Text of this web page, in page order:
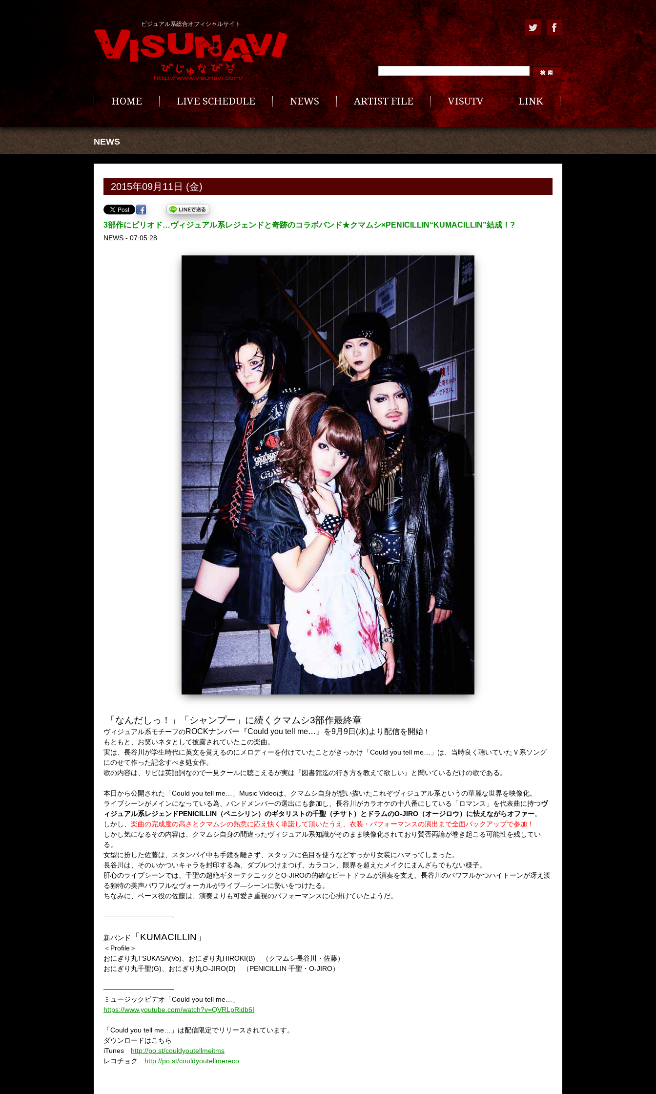
ビジュアル系総合オフィシャルサイト
HOME LIVE SCHEDULE NEWS ARTIST FILE VISUTV LINK
NEWS
2015年09月11日 (金)
3部作にピリオド…ヴィジュアル系レジェンドと奇跡のコラボバンド★クマムシ×PENICILLIN“KUMACILLIN”結成！?
NEWS - 07:05:28
「なんだしっ！」「シャンプー」に続くクマムシ3部作最終章
ヴィジュアル系モチーフのROCKナンバー『Could you tell me…』を9月9日(水)より配信を開始 ！
もともと、お笑いネタとして披露されていたこの楽曲。
実は、長谷川が学生時代に英文を覚えるのにメロディーを付けていたことがきっかけ「Could you tell me…」は、当時良く聴いていたＶ系ソング
にのせて作った記念すべき処女作。
歌の内容は、サビは英語詞なので一見クールに聴こえるが実は『図書館迄の行き方を教えて欲しい』と聞いているだけの歌である。
本日から公開された「Could you tell me…」Music Videoは、クマムシ自身が想い描いたこれぞヴィジュアル系というの華麗な世界を映像化。
ライブシーンがメインになっている為、バンドメンバーの選出にも参加し、長谷川がカラオケの十八番にしている「ロマンス」を代表曲に持つヴ
ィジュアル系レジェンドPENICILLIN（ペニシリン）のギタリストの千聖（チサト）とドラムのO-JIRO（オージロウ）に怯えながらオファー。
しかし、 楽曲の完成度の高さとクマムシの熱意に応え快く承諾して頂いたうえ、衣装・パフォーマンスの演出まで全面バックアップで参加！
しかし気になるその内容は、クマムシ自身の間違ったヴィジュアル系知識がそのまま映像化されており賛否両論が巻き起こる可能性を残してい
る。
女型に扮した佐藤は、スタンバイ中も手鏡を離さず、スタッフに色目を使うなどすっかり女装にハマってしまった。
長谷川は、そのいかついキャラを封印する為、ダブルつけまつげ、カラコン、限界を超えたメイクにまんざらでもない様子。
肝心のライブシーンでは、千聖の超絶ギターテクニックとO-JIROの的確なビートドラムが演奏を支え、長谷川のパワフルかつハイトーンが冴え渡
る独特の美声パワフルなヴォーカルがライブ―シーンに勢いをつけたる。
ちなみに、ベース役の佐藤は、演奏よりも可愛さ重視のパフォーマンスに心掛けていたようだ。
——————————-
新バンド 「KUMACILLIN」
＜Profile＞
おにぎり丸TSUKASA(Vo)、おにぎり丸HIROKI(B) （クマムシ長谷川・佐藤）
おにぎり丸千聖(G)、おにぎり丸O-JIRO(D) （PENICILLIN 千聖・O-JIRO）
——————————-
ミュージックビデオ「Could you tell me…」
https://www.youtube.com/watch?v=QVRLpRidb6I
「Could you tell me…」は配信限定でリリースされています。
ダウンロードはこちら
iTunes http://po.st/couldyoutellmeitms
レコチョク http://po.st/couldyoutellmereco